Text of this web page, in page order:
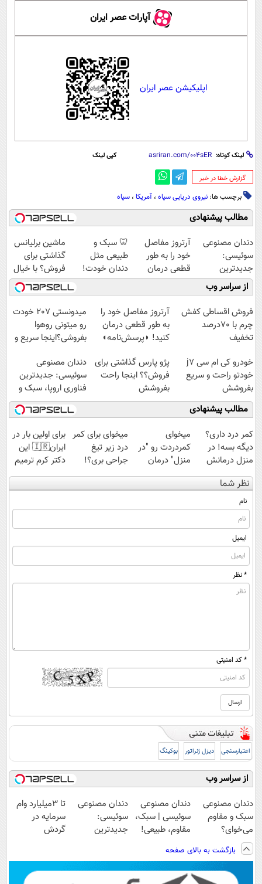
آپارات عصر ایران
اپلیکیشن عصر ایران
لینک کوتاه: کپی لینک
‌گزارش خطا در خبر
برچسب ها: نیروی دریایی سپاه ، آمریکا ، سپاه
مطالب پیشنهادی
دندان مصنوعی
سوئیسی:
جدیدترین
فناوری اروپا،
سبک و مقاوم |
پرداخت قسطی
آرتروز مفاصل
خود را به طور
قطعی درمان
کنید!
◗پرسش‌نامه◖
🦷 سبک و
طبیعی مثل
دندان خودت!
نصب آسان و
پرداخت اقساطی
💳 📍 تهران
ماشین برلیانس
گذاشتی برای
فروش؟ با خیال
راحت بفروش
از سراسر وب
فروش اقساطی کفش
چرم با 70درصد
تخفیف
آرتروز مفاصل خود را
به طور قطعی درمان
کنید! ◗پرسش‌نامه◖
میدونستی 207 خودت
رو میتونی روهوا
بفروشی؟اینجا سریع و
خودرو کی ام سی j7
خودتو راحت و سریع
بفروشش
پژو پارس گذاشتی برای
فروش؟؟ اینجا راحت
بفروشش
دندان مصنوعی
سوئیسی: جدیدترین
فناوری اروپا، سبک و
مقاوم | پرداخت
قسطی
مطالب پیشنهادی
کمر درد داری؟
دیگه بسه! در
منزل درمانش
کن
(◀پرسش‌نامه)
میخوای
کمردردت رو "در
منزل" درمان
کنی؟ (◂فیلم +
◂پرسش‌نامه)
میخوای برای کمر
درد زیر تیغ
جراحی بری؟!
◗پرسش‌نامه رو
پر کن◖
برای اولین بار در
ایران🇮🇷 این
دکتر کرم ترمیم
کننده 23 روزه
ساخت!
نظر شما
نام
ایمیل
* نظر
* کد امنیتی
اعتبارسنجی دیزل ژنراتور بوکینگ
از سراسر وب
دندان مصنوعی
سبک و مقاوم
می‌خوای؟
پرداخت اقساطی
هم داریم!😍 |
📍تهران
دندان مصنوعی
سوئیسی | سبک،
مقاوم، طبیعی!
رایگان+پرداخت
اقساطی😍
دندان مصنوعی
سوئیسی:
جدیدترین
پرداخت قسطی
تا 3میلیارد وام
سرمایه در
گردش
ثبت کن
بازگشت به بالای صفحه